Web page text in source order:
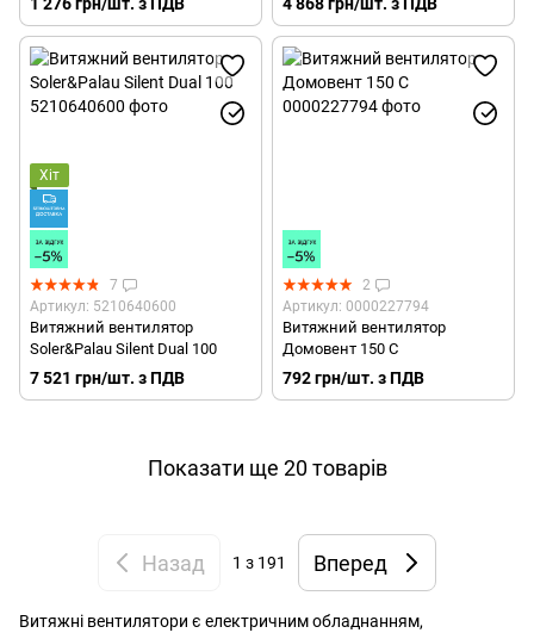
Хіт
7
Артикул: 5210640600
Витяжний вентилятор
Soler&Palau Silent Dual 100
7 521 грн/шт. з ПДВ
2
Артикул: 0000227794
Витяжний вентилятор
Домовент 150 С
792 грн/шт. з ПДВ
Показати ще 20 товарів
Назад 1 з 191 Вперед
Витяжні вентилятори є електричним обладнанням,